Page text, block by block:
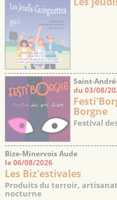
Saint-
du 03/08/
Borgne
Festival
Bize-Minervois Aude
le 06/08/2026
Les Biz'estivales
Produits du terroir,
nocturne